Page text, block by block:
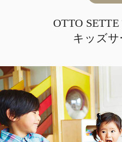
OTTO
キッズサ